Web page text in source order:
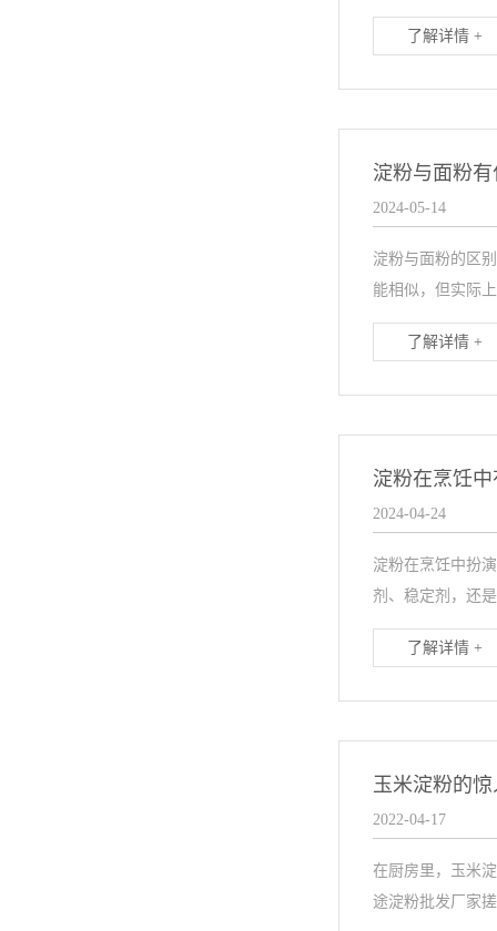
了解详情 +
淀粉与面粉
2024-05-14
淀粉与面粉的区
能相似，但实际
了解详情 +
淀粉在烹饪
2024-04-24
淀粉在烹饪中扮
剂、稳定剂，还
了解详情 +
玉米淀粉的
2022-04-17
在厨房里，玉米
途淀粉批发厂家